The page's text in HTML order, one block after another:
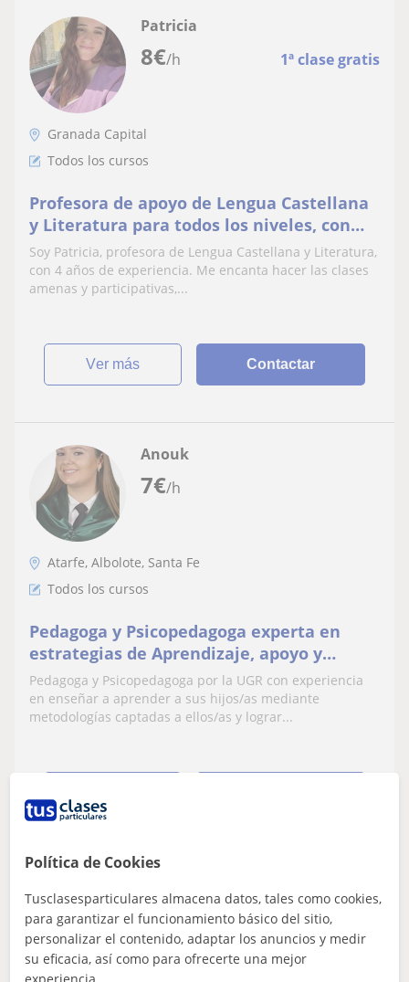
8€/h 1ª clase gratis
Patricia
Granada Capital
Todos los cursos
Profesora de apoyo de Lengua Castellana
y Literatura para todos los niveles, con
experiencia de 4 años y apoyo escolar
para E.P
Soy Patricia, profesora de Lengua Castellana y Literatura,
con 4 años de experiencia. Me encanta hacer las clases
amenas y participativas,...
ver más Contactar
7€/h
Anouk
Atarfe, Albolote, Santa Fe
Todos los cursos
Pedagoga y Psicopedagoga experta en
estrategias de Aprendizaje, apoyo y
refuerzo escolar de TODAS las asignaturas
desde infantil a primaria, está incluida
Pedagoga y Psicopedagoga por la UGR con experiencia
en enseñar a aprender a sus hijos/as mediante
metodologías captadas a ellos/as y lograr...
10€/h 1ª clase gratis
Política de Cookies
Tusclasesparticulares almacena datos, tales como cookies,
para garantizar el funcionamiento básico del sitio,
personalizar el contenido, adaptar los anuncios y medir
su eficacia, así como para ofrecerte una mejor
experiencia.